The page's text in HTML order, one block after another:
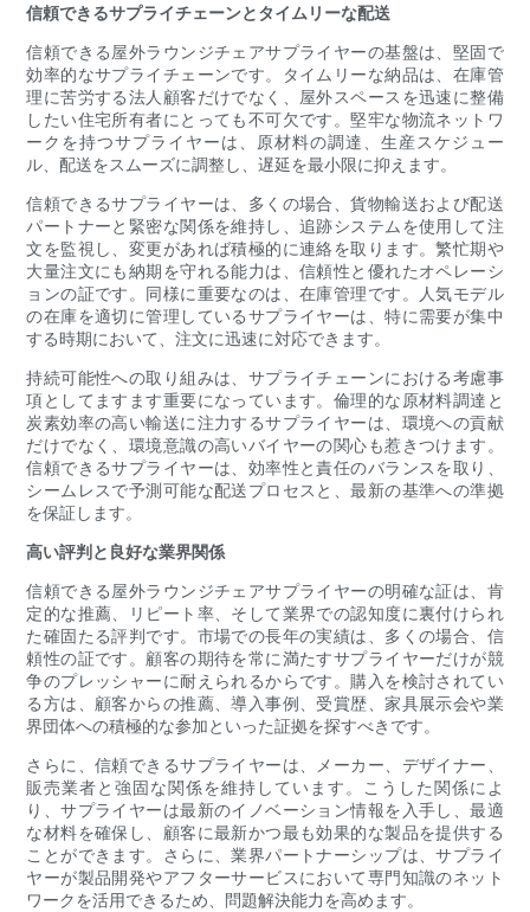
信頼できるサプライチェーンとタイムリーな配送
信頼できる屋外ラウンジチェアサプライヤーの基盤は、堅固で
効率的なサプライチェーンです。タイムリーな納品は、在庫管
理に苦労する法人顧客だけでなく、屋外スペースを迅速に整備
したい住宅所有者にとっても不可欠です。堅牢な物流ネットワ
ークを持つサプライヤーは、原材料の調達、生産スケジュー
ル、配送をスムーズに調整し、遅延を最小限に抑えます。
信頼できるサプライヤーは、多くの場合、貨物輸送および配送
パートナーと緊密な関係を維持し、追跡システムを使用して注
文を監視し、変更があれば積極的に連絡を取ります。繁忙期や
大量注文にも納期を守れる能力は、信頼性と優れたオペレーシ
ョンの証です。同様に重要なのは、在庫管理です。人気モデル
の在庫を適切に管理しているサプライヤーは、特に需要が集中
する時期において、注文に迅速に対応できます。
持続可能性への取り組みは、サプライチェーンにおける考慮事
項としてますます重要になっています。倫理的な原材料調達と
炭素効率の高い輸送に注力するサプライヤーは、環境への貢献
だけでなく、環境意識の高いバイヤーの関心も惹きつけます。
信頼できるサプライヤーは、効率性と責任のバランスを取り、
シームレスで予測可能な配送プロセスと、最新の基準への準拠
を保証します。
高い評判と良好な業界関係
信頼できる屋外ラウンジチェアサプライヤーの明確な証は、肯
定的な推薦、リピート率、そして業界での認知度に裏付けられ
た確固たる評判です。市場での長年の実績は、多くの場合、信
頼性の証です。顧客の期待を常に満たすサプライヤーだけが競
争のプレッシャーに耐えられるからです。購入を検討されてい
る方は、顧客からの推薦、導入事例、受賞歴、家具展示会や業
界団体への積極的な参加といった証拠を探すべきです。
さらに、信頼できるサプライヤーは、メーカー、デザイナー、
販売業者と強固な関係を維持しています。こうした関係によ
り、サプライヤーは最新のイノベーション情報を入手し、最適
な材料を確保し、顧客に最新かつ最も効果的な製品を提供する
ことができます。さらに、業界パートナーシップは、サプライ
ヤーが製品開発やアフターサービスにおいて専門知識のネット
ワークを活用できるため、問題解決能力を高めます。